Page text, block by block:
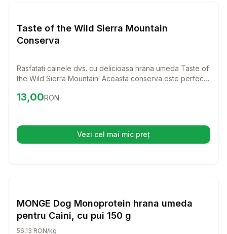
Hrana Umeda Caini
Taste of the Wild Sierra Mountain
Conserva
Rasfatati cainele dvs. cu delicioasa hrana umeda Taste of
the Wild Sierra Mountain! Aceasta conserva este perfecta
proteine de calitate superioara si ingrediente sanatoase
Preț:13.00
13,00RON
Vezi cel mai mic preț(se deschide într-o filă nouă)
Hrana Umeda Caini
MONGE Dog Monoprotein hrana umeda
pentru Caini, cu pui 150 g
56,13 RON/kg